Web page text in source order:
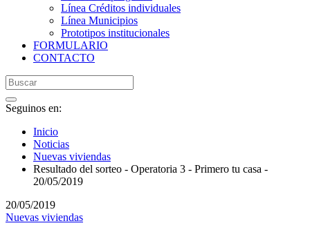
Línea Créditos individuales
Línea Municipios
Prototipos institucionales
FORMULARIO
CONTACTO
Seguinos en:
Inicio
Noticias
Nuevas viviendas
Resultado del sorteo - Operatoria 3 - Primero tu casa -
20/05/2019
20/05/2019
Nuevas viviendas